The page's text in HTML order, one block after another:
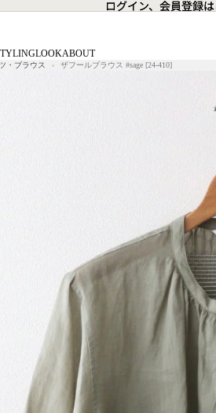
ログイン、会員登録
ログイン、会員登録
LOOKABOUT
・ブラウス ザフールブラウス #sage [24-410]